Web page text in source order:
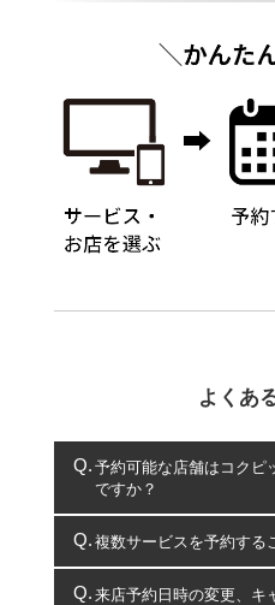
よくあ
予約可能な店舗はコクピ
ですか？
コクピット・タイヤ館の
複数サービスを予約する
複数サービスのご予約は
来店予約日時の変更、キ